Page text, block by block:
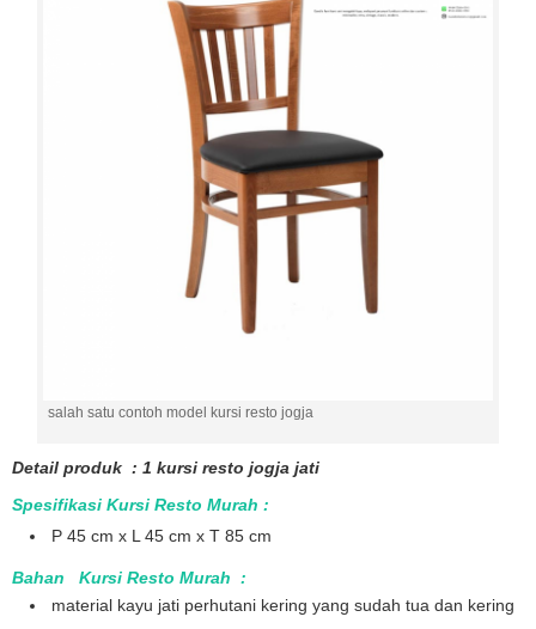
salah satu contoh model kursi resto jogja
Detail produk : 1 kursi resto jogja jati
Spesifikasi Kursi Resto Murah :
P 45 cm x L 45 cm x T 85 cm
Bahan Kursi Resto Murah :
material kayu jati perhutani kering yang sudah tua dan kering